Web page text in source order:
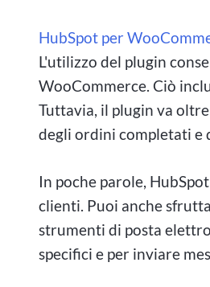
blackjack e baccarat,
esclusive offrono
ingenti somme di
Nonostante il fascino del
significativo che può
finanziarie e disagi
Canada sono disponibili
esperienze di gioco
HubSpot per
L'utilizzo del plugin
WooCommerce. Ciò
Tuttavia, il plugin va
degli ordini completati e
In poche parole,
clienti. Puoi anche
strumenti di posta
specifici e per inviare